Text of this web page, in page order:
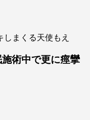
施術中で更に痙攣